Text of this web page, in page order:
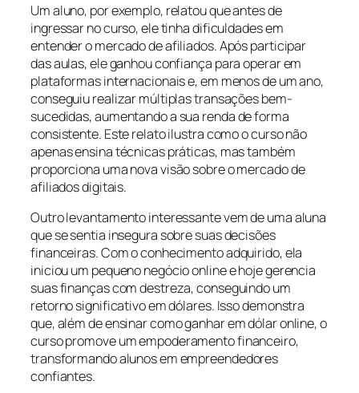
Um aluno, por exemplo, relatou que antes de
ingressar no curso, ele tinha dificuldades em
entender o mercado de afiliados. Após participar
das aulas, ele ganhou confiança para operar em
plataformas internacionais e, em menos de um ano,
conseguiu realizar múltiplas transações bem-
sucedidas, aumentando a sua renda de forma
consistente. Este relato ilustra como o curso não
apenas ensina técnicas práticas, mas também
proporciona uma nova visão sobre o mercado de
afiliados digitais.
Outro levantamento interessante vem de uma aluna
que se sentia insegura sobre suas decisões
financeiras. Com o conhecimento adquirido, ela
iniciou um pequeno negócio online e hoje gerencia
suas finanças com destreza, conseguindo um
retorno significativo em dólares. Isso demonstra
que, além de ensinar como ganhar em dólar online, o
curso promove um empoderamento financeiro,
transformando alunos em empreendedores
confiantes.